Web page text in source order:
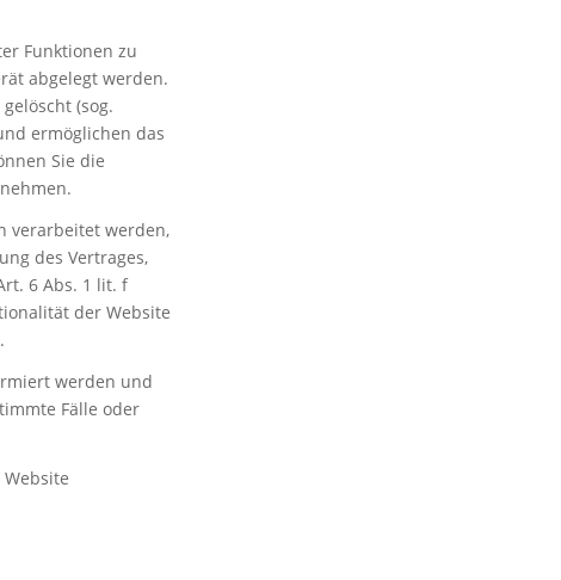
Funktionen zu
abgelegt werden.
(sog.
ermöglichen das
Sie die
verarbeitet werden,
des Vertrages,
6 Abs. 1 lit. f
der Website
werden und
Fälle oder